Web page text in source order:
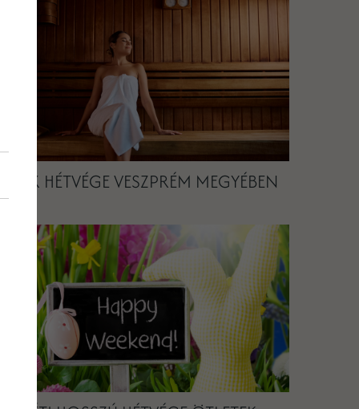
RELAX HÉTVÉGE VESZPRÉM MEGYÉBEN